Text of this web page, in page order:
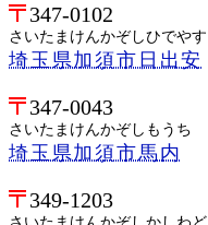
347-0102
さいたまけんかぞしひでやす
埼玉県加須市日出安
347-0043
さいたまけんかぞしもうち
埼玉県加須市馬内
349-1203
さいたまけんかぞしかしわど